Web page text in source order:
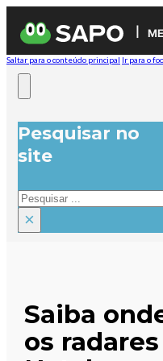
Saltar para o conteúdo principal Ir para o
Pesquisar no
site
Pesquisar
×
Saiba
os